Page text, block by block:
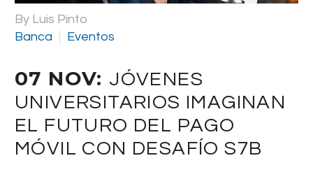
By Luis Pinto
Banca
Eventos
07 NOV: JÓVENES
UNIVERSITARIOS IMAGINAN
EL FUTURO DEL PAGO
MÓVIL CON DESAFÍO S7B